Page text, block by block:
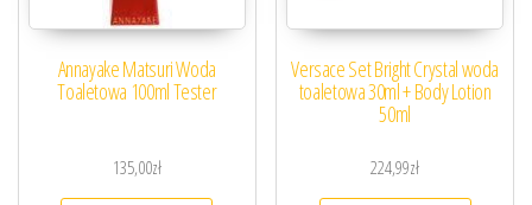
Annayake Matsuri Woda
Toaletowa 100ml Tester
135,00zł
Versace Set Bright Crystal woda
toaletowa 30ml + Body Lotion
50ml
224,99zł